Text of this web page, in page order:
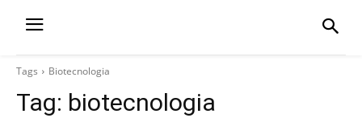
Tags Biotecnologia
Tag: biotecnologia